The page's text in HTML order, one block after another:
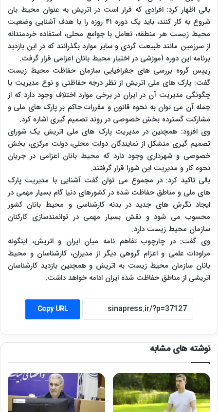
بالی اظهار کرد: افرادی که قرار است در اتریش به عنوان محیط بان
شروع به کار کنند، باید یک دوره ۴۱ روزه را با هدف آشنایی وضعیت
محیط زیست هر منطقه، تعامل با جوامع محلی، استفاده خردمندانه
از سرزمین مانند طبیعت گردی و سایر موارد بگذرانند که در این بازدید
برنامه این دوره آموزشی در اختیار محیط بانان اعزامی قرار گرفت.
رییس گروه بررسی های جغرافیایی سازمان حفاظت محیط زیست
گفت: پارک های ملی اتریش از نظر درجه حفاظتی و نوع مدیریت با
چگونگی مدیریت آن در ایران در برخی موارد اختلاف وجود دارد که از
جمله آن می توان به نحوه قانون و مقررات حاکم بر پارک های ملی و
مشارکت گسترده بخش خصوصی در روند تصمیم گیری اشاره کرد.
وی افزود: همچنین در مدیریت پارک های ملی اتریش یک شورای
تصمیم گیری متشکل از نمایندگان دولت محلی، دولت مرکزی، بخش
خصوصی و شهرداری وجود دارد که محیط بانان اعزامی در جریان
نحوه کار و مدیریت این شورا قرار گرفتند.
بالی تاکید کرد: در مجموع می توان گفت آشنایی با مدیریت پارک
های ملی و مناطق حفاظت شده در کشورهای دنیا گام بسیار مهمی در
ایجاد نگرش های جدید در بدنه کارشناسی و محیط بانان کشور
محسوب می شود و نقش بسیار مهمی در توانمندسازی کارکنان
سازمان محیط زیست دارد.
وی گفت: در چارچوب تفاهم نامه میان ایران و اتریش، اینگونه
مراودات علمی و اعزام گروهی دیگر از مدیران، کارشناسان و محیط
بانان سازمان محیط زیست به اتریش و همچنین بازدید کارشناسان
اتریشی از مناطق حفاظت شده ایران ادامه خواهد داشت.
Copy URL
نوشته های مشابه